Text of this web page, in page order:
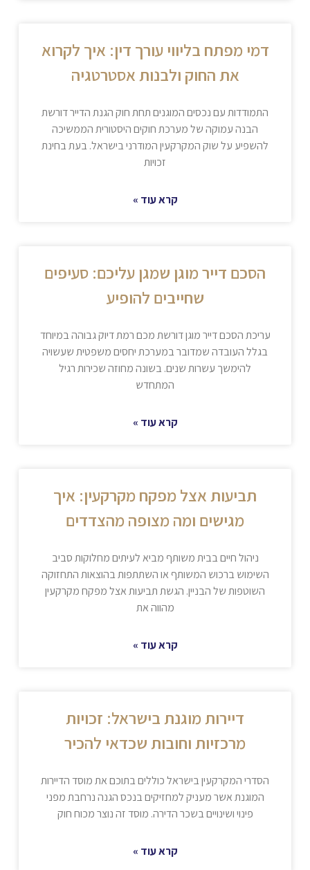
דמי מפתח בליווי עורך דין: איך לקרוא
את החוק ולבנות אסטרטגיה
התמודדות עם נכסים המוגנים תחת חוק הגנת הדייר דורשת
הבנה עמוקה של מערכת חוקים היסטורית הממשיכה
להשפיע על שוק המקרקעין המודרני בישראל. בעת בחינת
זכויות
קרא עוד »
הסכם דייר מוגן שמגן עליכם: סעיפים
שחייבים להופיע
עריכת הסכם דייר מוגן דורשת מכם רמת דיוק גבוהה במיוחד
בגלל העובדה שמדובר במערכת יחסים משפטית שעשויה
להימשך עשרות שנים. בשונה מחוזה שכירות רגיל
המתחדש
קרא עוד »
תביעות אצל מפקח מקרקעין: איך
מגישים ומה מצופה מהצדדים
ניהול חיים בבית משותף מביא לעיתים מחלוקות סביב
השימוש ברכוש המשותף או השתתפות בהוצאות התחזוקה
השוטפות של הבניין. הגשת תביעות אצל מפקח מקרקעין
מהווה את
קרא עוד »
דיירות מוגנת בישראל: זכויות
מרכזיות וחובות שכדאי להכיר
הסדרי המקרקעין בישראל כוללים בתוכם את מוסד הדיירות
המוגנת אשר מעניק למחזיקים בנכס הגנה נרחבת מפני
פינוי ושינויים בשכר הדירה. מוסד זה נוצר מכוח חוק
קרא עוד »